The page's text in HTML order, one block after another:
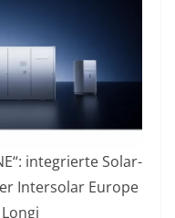
integrierte Solar-
Intersolar Europe